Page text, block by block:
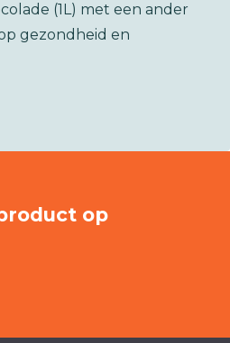
(1L) met een ander
gezondheid en
op